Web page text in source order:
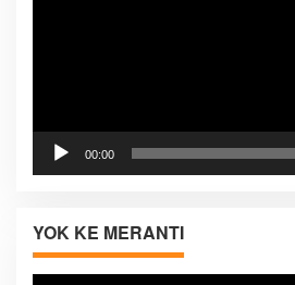
00:00
YOK KE MERANTI